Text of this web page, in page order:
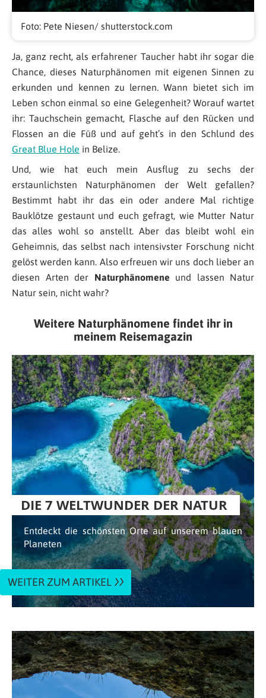
Foto: Pete Niesen/ shutterstock.com
Ja, ganz recht, als erfahrener Taucher habt ihr sogar die
Chance, dieses Naturphänomen mit eigenen Sinnen zu
erkunden und kennen zu lernen. Wann bietet sich im
Leben schon einmal so eine Gelegenheit? Worauf wartet
ihr: Tauchschein gemacht, Flasche auf den Rücken und
Flossen an die Füß und auf geht’s in den Schlund des
Great Blue Hole in Belize.
Und, wie hat euch mein Ausflug zu sechs der
erstaunlichsten Naturphänomen der Welt gefallen?
Bestimmt habt ihr das ein oder andere Mal richtige
Bauklötze gestaunt und euch gefragt, wie Mutter Natur
das alles wohl so anstellt. Aber das bleibt wohl ein
Geheimnis, das selbst nach intensivster Forschung nicht
gelöst werden kann. Also erfreuen wir uns doch lieber an
diesen Arten der Naturphänomene und lassen Natur
Natur sein, nicht wahr?
Weitere Naturphänomene findet ihr in
meinem Reisemagazin
DIE 7 WELTWUNDER DER NATUR
Entdeckt die schönsten Orte auf unserem blauen
Planeten
WEITER ZUM ARTIKEL